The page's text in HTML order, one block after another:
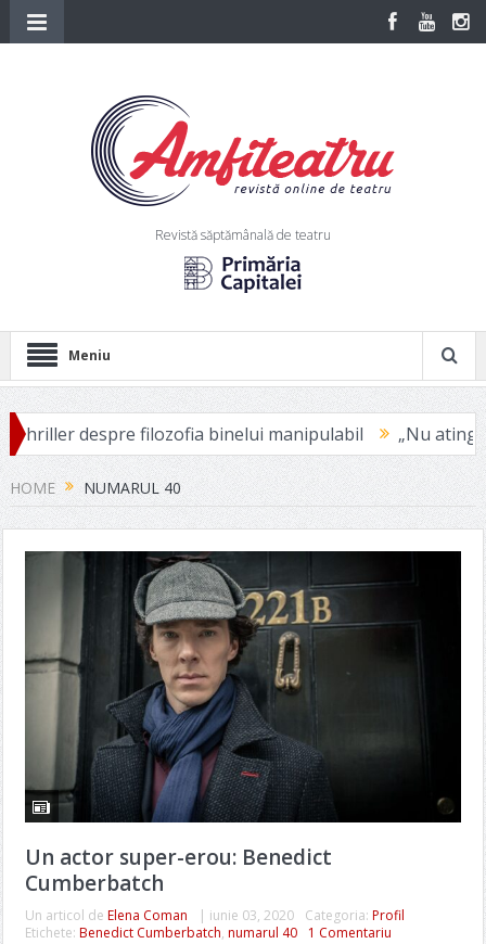
Revistă săptămânală de teatru
Meniu
filozofia binelui manipulabil „Nu atingi niciodată
HOME NUMARUL 40
Un actor super-erou: Benedict
Cumberbatch
Un articol de Elena Coman | iunie 03, 2020 Categoria: Profil
Etichete: Benedict Cumberbatch, numarul 40 1 Comentariu